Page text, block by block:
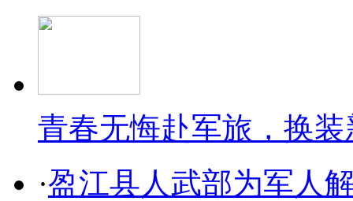
青春无悔赴军旅，换
·盈江县人武部为军人